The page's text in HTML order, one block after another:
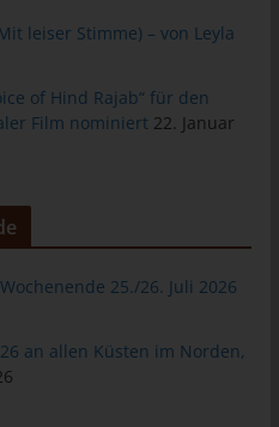
leiser Stimme) – von Leyla
of Hind Rajab“ für den
Film nominiert 22. Januar
25./26. Juli 2026
an allen Küsten im Norden,
den Nutzern dieser
Services bereitstellen, die ohne
wären.
Informationen und Angebote
wie bereits erwähnt, die
Zweck dieser
einer Internetseite, die
nicht bei jedem
dem auf dem
abgelegten Cookie